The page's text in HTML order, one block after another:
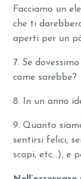
Facciamo un
che ti
aperti per un
7. Se
come sarebbe?
8. In un anno
9. Quanto
sentirsi felici,
scopi, etc…), e